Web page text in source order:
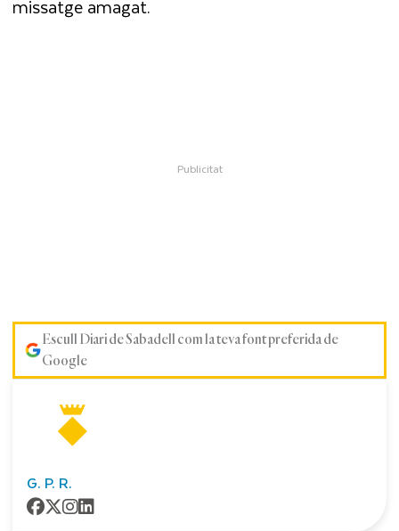
missatge amagat.
Escull Diari de Sabadell com la teva font preferida de
Google
G. P. R.